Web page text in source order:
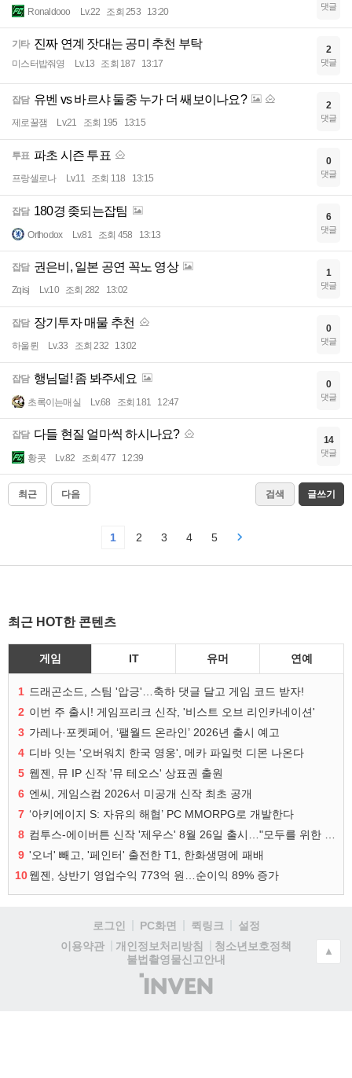
Ronaldooo Lv.22 조회 253 13:20 댓글
기타 진짜 연계 잣대는 공미 추천 부탁
미스터밥줘영 Lv.13 조회 187 13:17
2
댓글
잡담 유벤 vs 바르샤 둘중 누가 더 쌔보이나요?
제로꿀잼 Lv.21 조회 195 13:15
2
댓글
투표 파초 시즌 투표
프랑셀로나 Lv.11 조회 118 13:15
0
댓글
잡담 180경 좆되는잡팀
Orthodox Lv.81 조회 458 13:13
6
댓글
잡담 권은비, 일본 공연 꼭노 영상
Zqisj Lv.10 조회 282 13:02
1
댓글
잡담 장기투자 매물 추천
하울륀 Lv.33 조회 232 13:02
0
댓글
잡담 행님덜! 좀 봐주세요
초록이는매실 Lv.68 조회 181 12:47
0
댓글
잡담 다들 현질 얼마씩 하시나요?
황콧 Lv.82 조회 477 12:39
14
댓글
최근 다음 검색 글쓰기
1 2 3 4 5
최근 HOT한 콘텐츠
게임 IT 유머 연예
1 드래곤소드, 스팀 '압긍'…축하 댓글 달고 게임 코드 받자!
2 이번 주 출시! 게임프리크 신작, '비스트 오브 리인카네이션'
3 가레나·포켓페어, ‘팰월드 온라인’ 2026년 출시 예고
4 디바 잇는 '오버워치 한국 영웅', 메카 파일럿 디몬 나온다
5 웹젠, 뮤 IP 신작 '뮤 테오스' 상표권 출원
6 엔씨, 게임스컴 2026서 미공개 신작 최초 공개
7 ‘아키에이지 S: 자유의 해협’ PC MMORPG로 개발한다
8
9 '오너' 빼고, '페인터' 출전한 T1, 한화생명에 패배
10웹젠, 상반기 영업수익 773억 원…순이익 89% 증가
로그인 PC화면 퀵링크
설정
이용약관
개인정보처리방침
청소년보호정책
불법촬영물신고안내
(주)
인
▲